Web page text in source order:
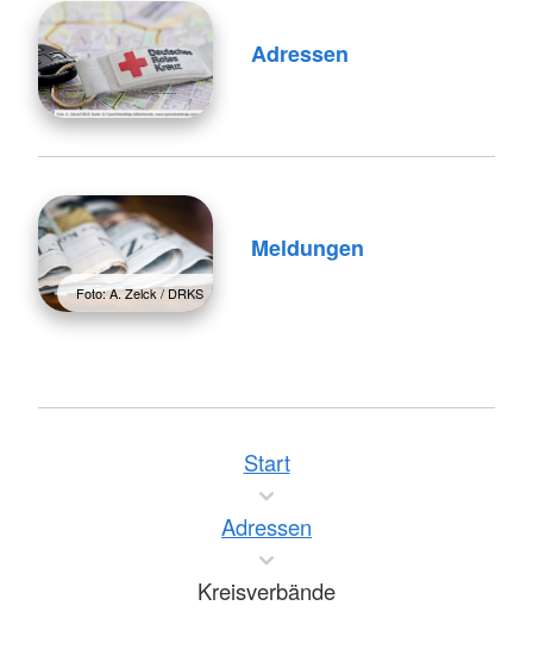
Adressen
Foto: A. Zelck / DRKS
Meldungen
Start
Adressen
Kreisverbände